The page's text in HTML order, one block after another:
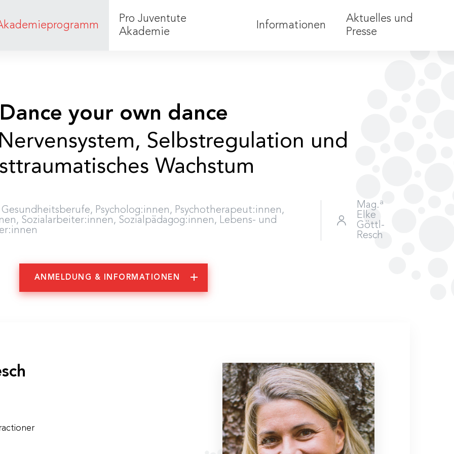
Pro Juventute
Akademie
Informationen
Nachhaltigkeit
Aktuelles und
Presse
Dance your own dance
Selbstregulation und
Wachstum
Psycholog:innen, Psychotherapeut:innen,
Sozialarbeiter:innen, Sozialpädagog:innen, Lebens- und
Mag. a
Elke
Göttl-
Resch
ANMELDUNG & INFORMATIONEN
9:00 – 17:00 Uhr